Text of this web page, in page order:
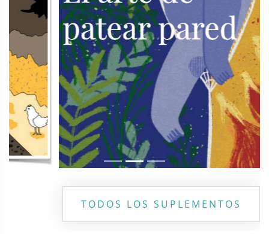
TODOS LOS SUPLEMENTOS